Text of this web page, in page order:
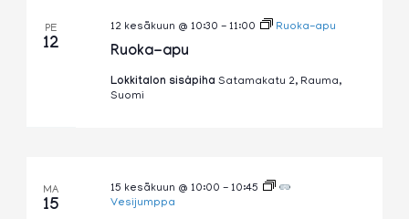
PE
12 Ruoka-apu
12 kesäkuun @ 10:30 - 11:00 Ruoka-apu
Lokkitalon sisäpiha Satamakatu 2, Rauma,
Suomi
MA
15
15 kesäkuun @ 10:00 - 10:45
Vesijumppa